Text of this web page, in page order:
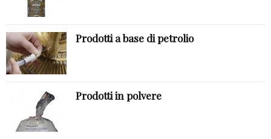
Prodotti a base di petrolio
Prodotti in polvere